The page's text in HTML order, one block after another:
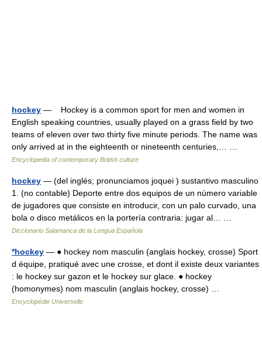
hockey — Hockey is a common sport for men and women in
English speaking countries, usually played on a grass field by two
teams of eleven over two thirty five minute periods. The name was
only arrived at in the eighteenth or nineteenth centuries,… …
Encyclopedia of contemporary British culture
hockey — (del inglés; pronunciamos joquei ) sustantivo masculino
1. (no contable) Deporte entre dos equipos de un número variable
de jugadores que consiste en introducir, con un palo curvado, una
bola o disco metálicos en la portería contraria: jugar al… …
Diccionario Salamanca de la Lengua Española
*hockey — ● hockey nom masculin (anglais hockey, crosse) Sport
d équipe, pratiqué avec une crosse, et dont il existe deux variantes
: le hockey sur gazon et le hockey sur glace. ● hockey
(homonymes) nom masculin (anglais hockey, crosse) …
Encyclopédie Universelle